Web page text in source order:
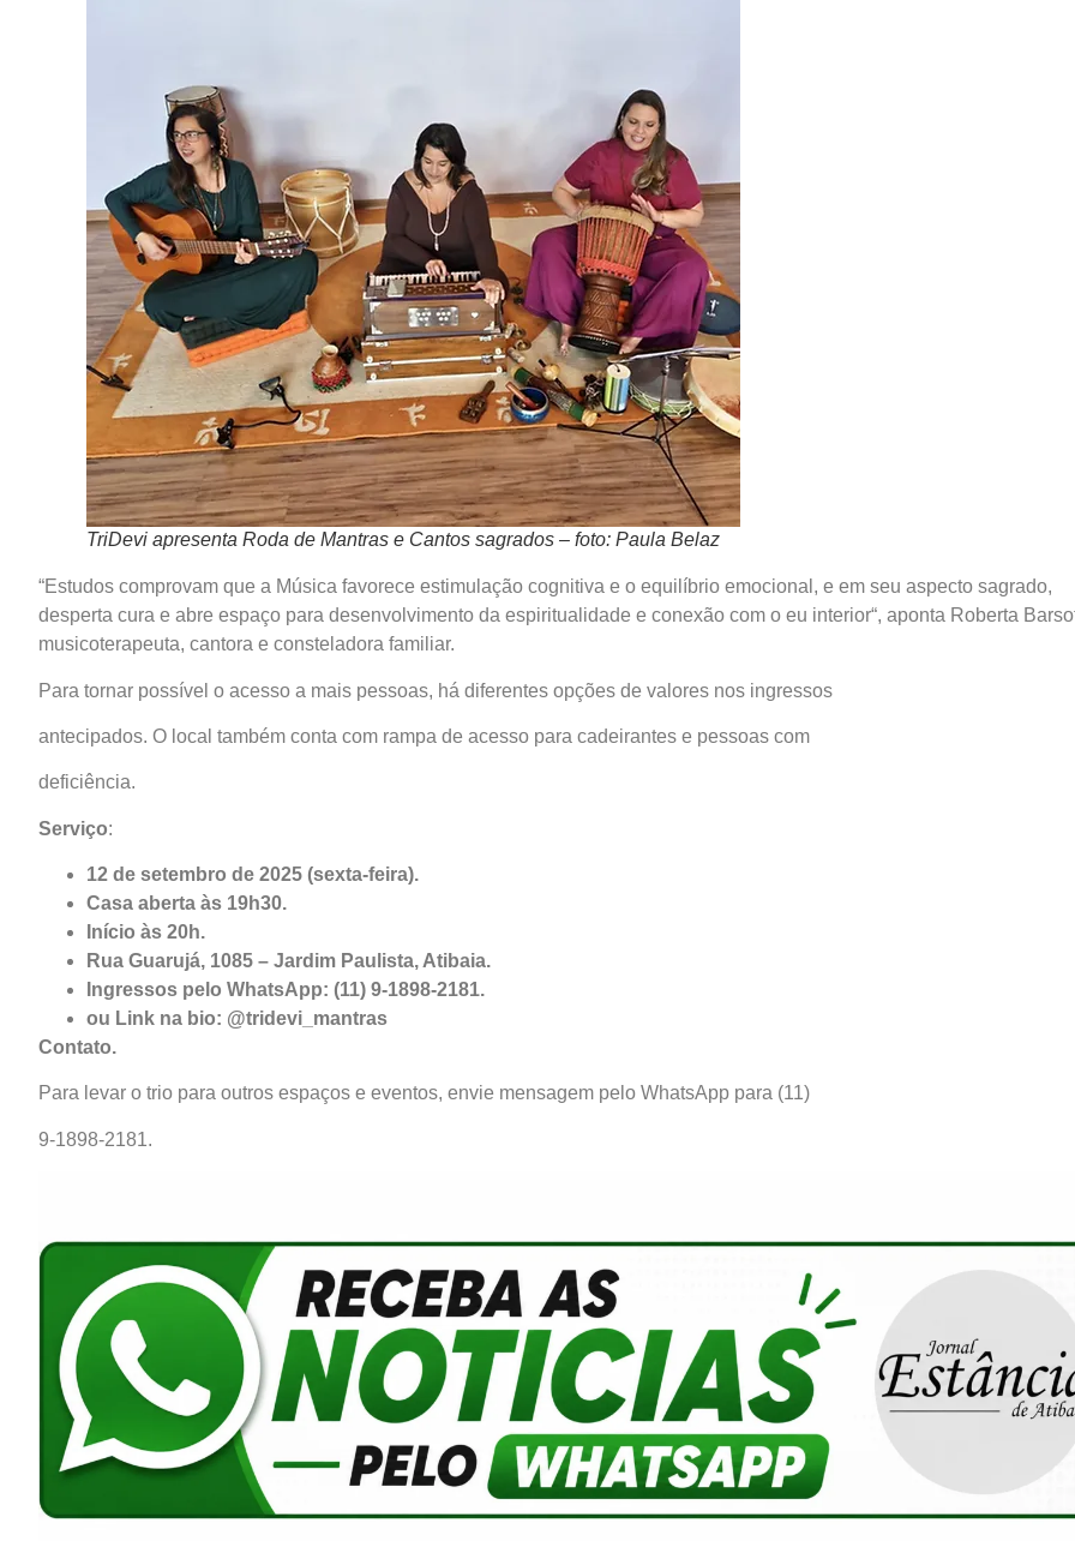
TriDevi apresenta Roda de Mantras e Cantos sagrados – foto: Paula Belaz
“Estudos comprovam que a Música favorece estimulação cognitiva e o equilíbrio emocional, e em seu aspecto sagrado,
desperta cura e abre espaço para desenvolvimento da espiritualidade e conexão com o eu interior“, aponta Roberta
musicoterapeuta, cantora e consteladora familiar.
Para tornar possível o acesso a mais pessoas, há diferentes opções de valores nos ingressos
antecipados. O local também conta com rampa de acesso para cadeirantes e pessoas com
deficiência.
Serviço:
12 de setembro de 2025 (sexta-feira).
Casa aberta às 19h30.
Início às 20h.
Rua Guarujá, 1085 – Jardim Paulista, Atibaia.
Ingressos pelo WhatsApp: (11) 9-1898-2181.
ou Link na bio: @tridevi_mantras
Contato.
Para levar o trio para outros espaços e eventos, envie mensagem pelo WhatsApp para (11)
9-1898-2181.